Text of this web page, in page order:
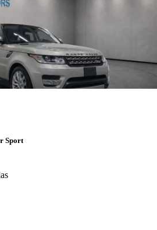
Sport